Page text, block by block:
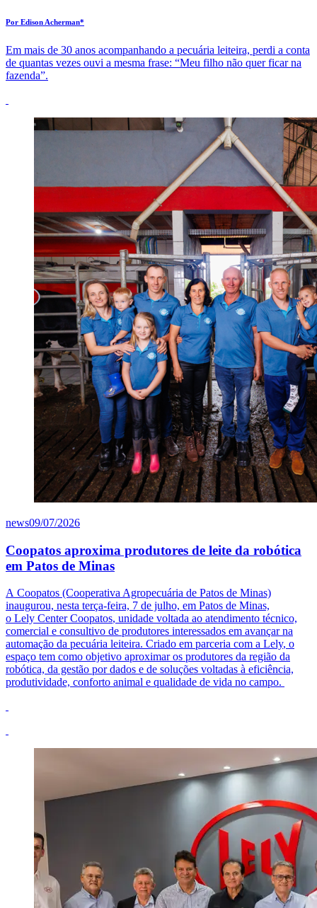
Por Edison Acherman*
Em mais de 30 anos acompanhando a pecuária leiteira, perdi a conta
de quantas vezes ouvi a mesma frase: “Meu filho não quer ficar na
fazenda”.
news09/07/2026
Coopatos aproxima produtores de leite da robótica
em Patos de Minas
A Coopatos (Cooperativa Agropecuária de Patos de Minas)
inaugurou, nesta terça-feira, 7 de julho, em Patos de Minas,
o Lely CenterCoopatos, unidade voltada ao atendimento técnico,
comercial e consultivo de produtores interessados em avançar na
automação da pecuária leiteira. Criado em parceria com a Lely, o
espaço tem como objetivo aproximar os produtores da região da
robótica, da gestão por dados e de soluções voltadas à eficiência,
produtividade, conforto animal e qualidade de vida no campo.